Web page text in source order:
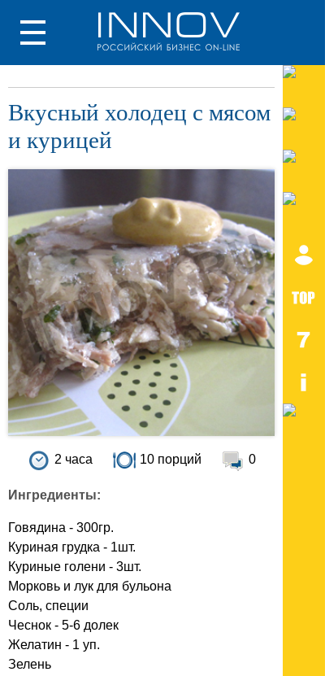
Вкусный холодец с мясом
и курицей
2 часа 10 порций 0
Ингредиенты:
Говядина - 300гр.
Куриная грудка - 1шт.
Куриные голени - 3шт.
Морковь и лук для бульона
Соль, специи
Чеснок - 5-6 долек
Желатин - 1 уп.
Зелень